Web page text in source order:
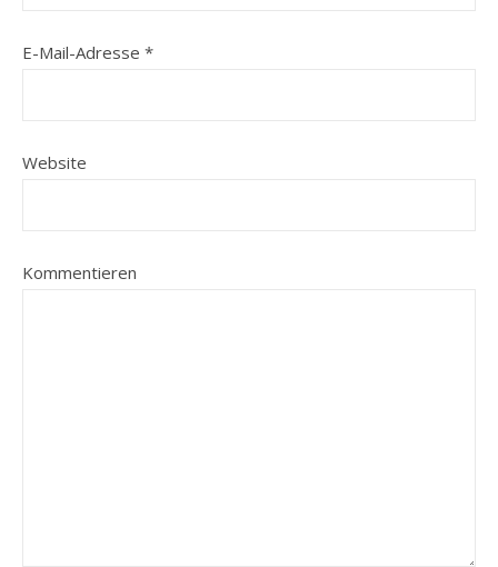
E-Mail-Adresse *
Website
Kommentieren